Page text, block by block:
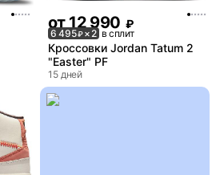
от12 990 ₽
6 495₽× 2 в сплит
Кроссовки Jordan Tatum 2
"Easter" PF
15 дней